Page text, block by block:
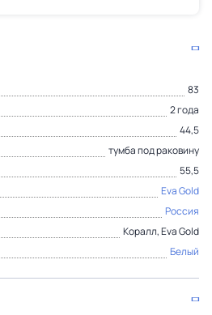
83
2 года
44,5
тумба под раковину
55,5
Eva Gold
Россия
Коралл, Eva Gold
Белый